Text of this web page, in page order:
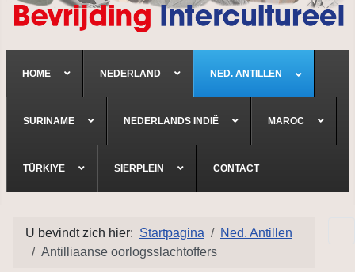
HOME NEDERLAND NED. ANTILLEN
SURINAME NEDERLANDS INDIË MAROC
TÜRKIYE SIERPLEIN CONTACT
U bevindt zich hier: Startpagina
Ned. Antillen
Antilliaanse oorlogsslachtoffers